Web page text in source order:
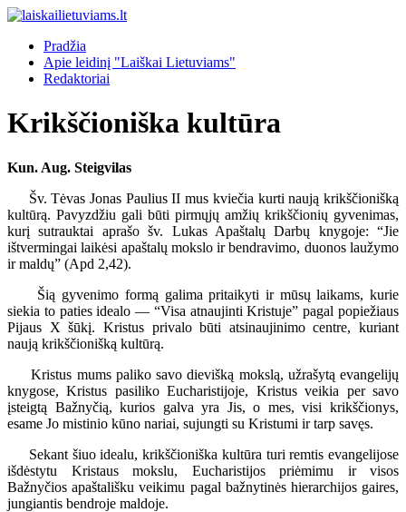
Pradžia
Apie leidinį "Laiškai Lietuviams"
Redaktoriai
Krikščioniška kultūra
Kun. Aug. Steigvilas
Šv. Tėvas Jonas Paulius II mus kviečia kurti naują krikščionišką
kultūrą. Pavyzdžiu gali būti pirmųjų amžių krikščionių gyvenimas,
kurį sutrauktai aprašo šv. Lukas Apaštalų Darbų knygoje: “Jie
ištvermingai laikėsi apaštalų mokslo ir bendravimo, duonos laužymo
ir maldų” (Apd 2,42).
Šią gyvenimo formą galima pritaikyti ir mūsų laikams, kurie
siekia to paties idealo — “Visa atnaujinti Kristuje” pagal popiežiaus
Pijaus X šūkį. Kristus privalo būti atsinaujinimo centre, kuriant
naują krikščionišką kultūrą.
Kristus mums paliko savo dievišką mokslą, užrašytą evangelijų
knygose, Kristus pasiliko Eucharistijoje, Kristus veikia per savo
įsteigtą Bažnyčią, kurios galva yra Jis, o mes, visi krikščionys,
esame Jo mistinio kūno nariai, sujungti su Kristumi ir tarp savęs.
Sekant šiuo idealu, krikščioniška kultūra turi remtis evangelijose
išdėstytu Kristaus mokslu, Eucharistijos priėmimu ir visos
Bažnyčios apaštališku veikimu pagal bažnytinės hierarchijos gaires,
jungiantis bendroje maldoje.